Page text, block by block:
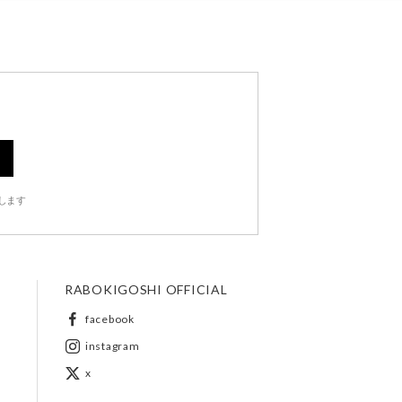
ます
RABOKIGOSHI OFFICIAL
facebook
instagram
x